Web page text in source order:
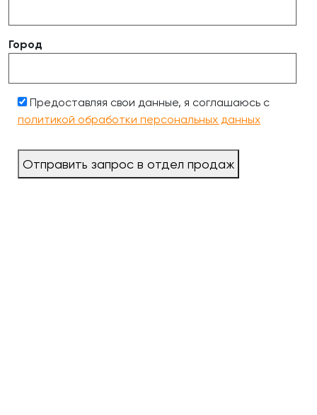
Город
Предоставляя свои данные, я соглашаюсь с
политикой обработки персональных данных
Отправить запрос в отдел продаж